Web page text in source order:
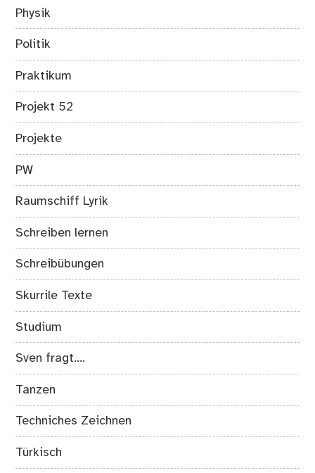
Physik
Politik
Praktikum
Projekt 52
Projekte
PW
Raumschiff Lyrik
Schreiben lernen
Schreibübungen
Skurrile Texte
Studium
Sven fragt….
Tanzen
Techniches Zeichnen
Türkisch